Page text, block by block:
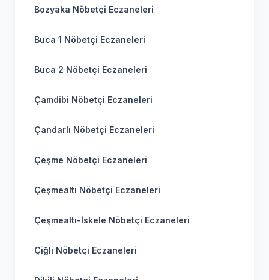
Bozyaka Nöbetçi Eczaneleri
Buca 1 Nöbetçi Eczaneleri
Buca 2 Nöbetçi Eczaneleri
Çamdibi Nöbetçi Eczaneleri
Çandarlı Nöbetçi Eczaneleri
Çeşme Nöbetçi Eczaneleri
Çeşmealtı Nöbetçi Eczaneleri
Çeşmealtı-İskele Nöbetçi Eczaneleri
Çiğli Nöbetçi Eczaneleri